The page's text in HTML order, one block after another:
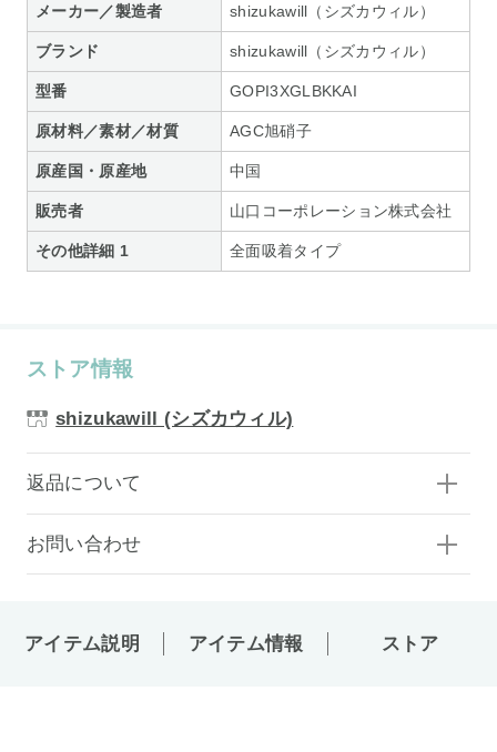
メーカー／製造者 shizukawill（シズカウィル）
ブランド shizukawill（シズカウィル）
型番 GOPI3XGLBKKAI
原材料／素材／材質 AGC旭硝子
原産国・原産地 中国
販売者 山口コーポレーション株式会社
その他詳細 1 全面吸着タイプ
ストア情報
shizukawill (シズカウィル)
返品について
お問い合わせ
アイテム説明 アイテム情報 ストア